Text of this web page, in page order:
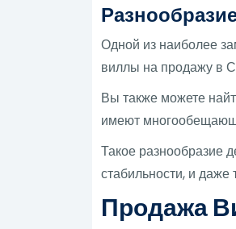
Одной из наиболее
виллы на продажу в
Вы также можете
имеют
Такое разнообразие
стабильности, и даже
Продажа